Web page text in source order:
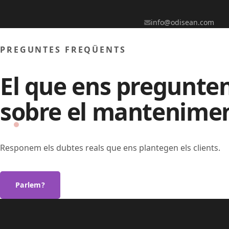
info@odisean.com
PREGUNTES FREQÜENTS
El que ens
sobre el
Responem els dubtes reals que ens plantegen els clients.
Parlem?